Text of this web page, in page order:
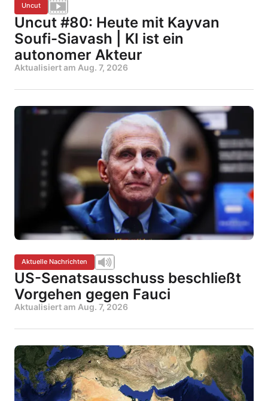
Uncut
Uncut #80: Heute mit Kayvan
Soufi-Siavash | KI ist ein
autonomer Akteur
Aktualisiert am Aug. 7, 2026
Aktuelle Nachrichten
US-Senatsausschuss beschließt
Vorgehen gegen Fauci
Aktualisiert am Aug. 7, 2026